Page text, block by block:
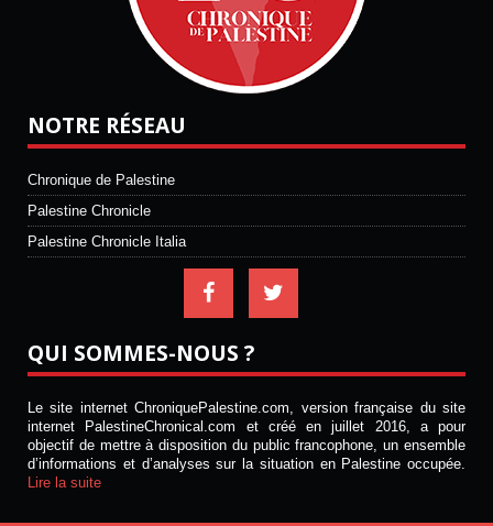
NOTRE RÉSEAU
Chronique de Palestine
Palestine Chronicle
Palestine Chronicle Italia
QUI SOMMES-NOUS ?
Le site internet ChroniquePalestine.com, version française du site
internet PalestineChronical.com et créé en juillet 2016, a pour
objectif de mettre à disposition du public francophone, un ensemble
d’informations et d’analyses sur la situation en Palestine occupée.
Lire la suite